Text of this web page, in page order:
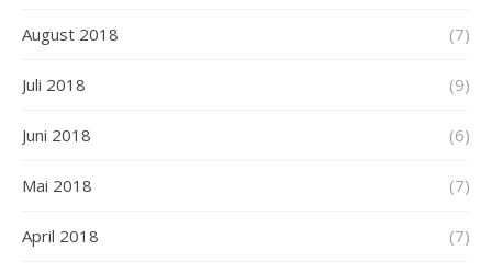
August 2018 (7)
Juli 2018 (9)
Juni 2018 (6)
Mai 2018 (7)
April 2018 (7)